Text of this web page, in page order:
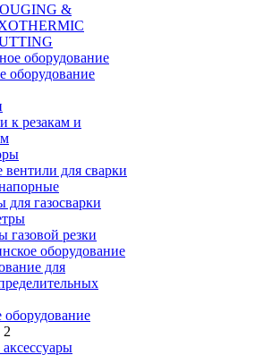
&
оборудование
к резакам и
вентили для сварки
для газосварки
резки
оборудование
для
оборудование